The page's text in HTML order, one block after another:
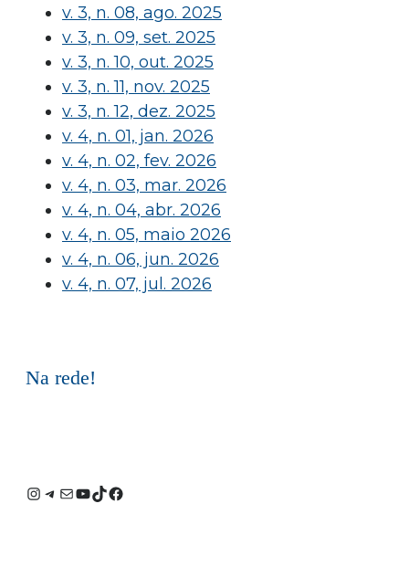
v. 3, n. 08, ago. 2025
v. 3, n. 09, set. 2025
v. 3, n. 10, out. 2025
v. 3, n. 11, nov. 2025
v. 3, n. 12, dez. 2025
v. 4, n. 01, jan. 2026
v. 4, n. 02, fev. 2026
v. 4, n. 03, mar. 2026
v. 4, n. 04, abr. 2026
v. 4, n. 05, maio 2026
v. 4, n. 06, jun. 2026
v. 4, n. 07, jul. 2026
Na rede!
Instagram
Telegram
E-Youtube
TikTok
Facebook